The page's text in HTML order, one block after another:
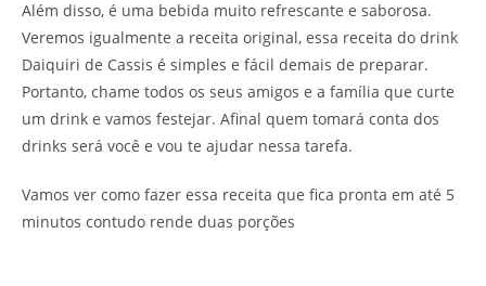
Além disso, é uma bebida muito refrescante e saborosa.
Veremos igualmente a receita original, essa receita do drink
Daiquiri de Cassis é simples e fácil demais de preparar.
Portanto, chame todos os seus amigos e a família que curte
um drink e vamos festejar. Afinal quem tomará conta dos
drinks será você e vou te ajudar nessa tarefa.
Vamos ver como fazer essa receita que fica pronta em até 5
minutos contudo rende duas porções